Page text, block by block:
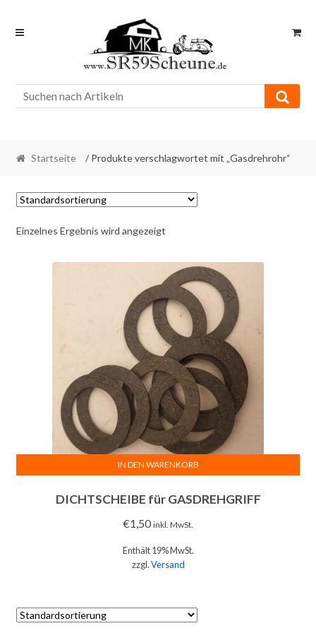
Skip
Skip
Startseite / Produkte verschlagwortet mit „Gasdrehrohr“
Einzelnes Ergebnis wird angezeigt
DICHTSCHEIBE für GASDREHGRIFF
€1,50 inkl. MwSt.
Enthält 19% MwSt.
zzgl.Versand
IN DEN WARENKORB